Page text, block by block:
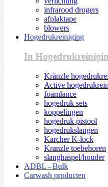
infrarood drogers
afplaktape
blowers
Hogedrukreiniging
In
Kränzle
Active
foamlance
hogedruk sets
koppelingen
hogedruk pistool
hogedrukslangen
Karcher K-lock
Kranzle toebehoren
slanghaspel/houder
ADBL - Bulk
Carwash producten